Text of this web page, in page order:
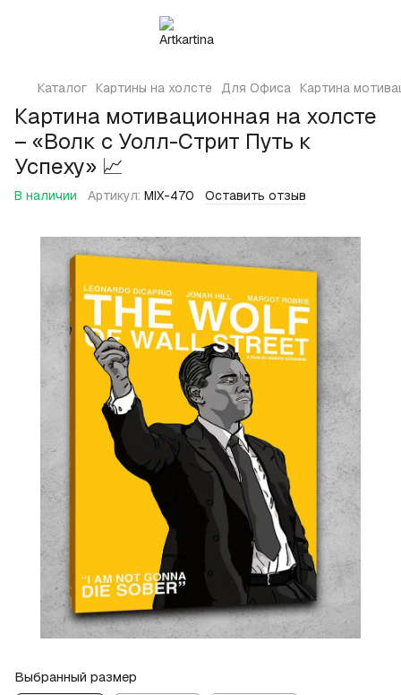
Каталог Картины на холсте Для Офиса Картина
Картина мотивационная на холсте
– «Волк с Уолл-Стрит Путь к
Успеху» 📈
В наличии Артикул: MIX-470 Оставить отзыв
Выбранный размер